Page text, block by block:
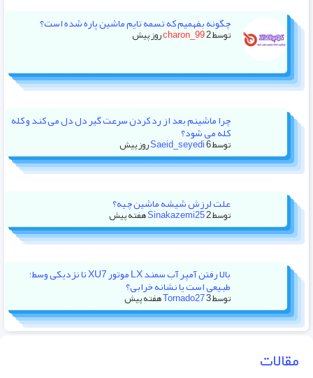
چگونه بفهمیم که تسمه تایم ماشین پاره شده است؟
توسط charon_992 روز پیش
چرا ماشینم بعد از رد کردن سرعت گیر دل دل می کند و کله
کله می شود؟
توسط Saeid_seyedi6 روز پیش
علت لرزش شیشه ماشین چیه؟
توسط Sinakazemi252 هفته پیش
بالا رفتن آمپر آب سمند LX موتور XU7 تا نزدیکی وسط؛
طبیعی است یا نشانه خرابی؟
توسط Tornado273 هفته پیش
مقالات